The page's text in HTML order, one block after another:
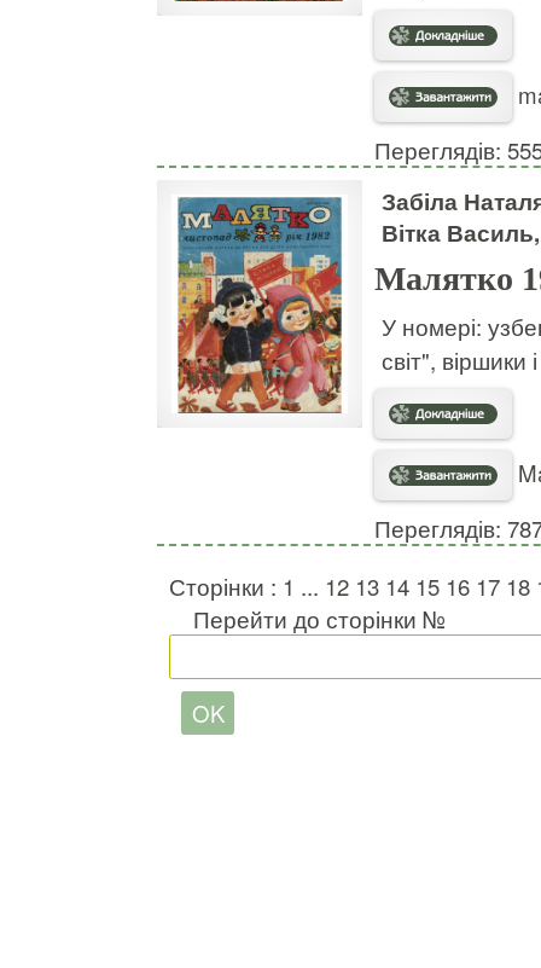
Переглядів:
Забіла
Вітка
Малятко
У номері:
світ", віршики
Переглядів:
Сторінки : 1 ... 12 13 14 15 16 17 18
Перейти до сторінки №